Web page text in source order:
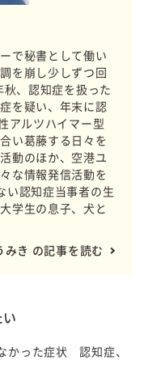
で秘書として働い
を崩し少しずつ回
、認知症を扱った
を疑い、年末に認
アルツハイマー型
い葛藤する日々を
動のほか、空港ユ
な情報発信活動を
い認知症当事者の生
学生の息子、犬と
みき の記事を読む
かった症状 認知症、